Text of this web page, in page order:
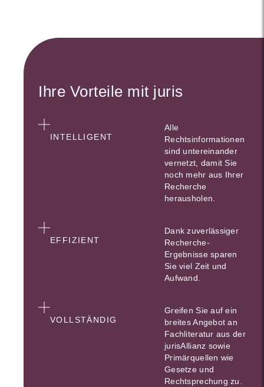
Ihre Vorteile mit juris
INTELLIGENT
Alle
Rechtsinformationen
sind untereinander
vernetzt, damit Sie
noch mehr aus Ihrer
Recherche
herausholen.
EFFIZIENT
Dank zuverlässiger
Recherche-
Ergebnisse sparen
Sie viel Zeit und
Aufwand.
VOLLSTÄNDIG
Greifen Sie auf ein
breites Angebot an
Fachliteratur aus der
jurisAllianz sowie
Primärquellen wie
Gesetze und
Rechtsprechung zu.